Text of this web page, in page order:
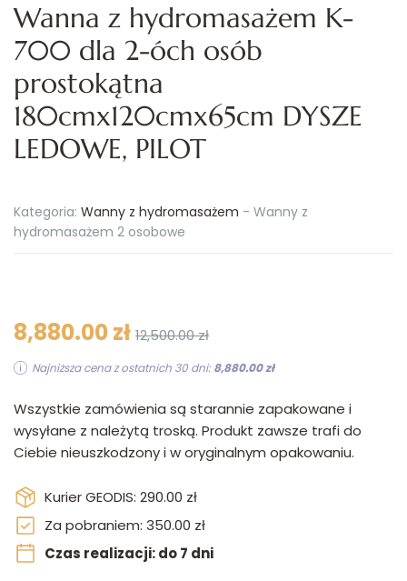
Wanna z hydromasażem K-
700 dla 2-óch osób
prostokątna
180cmx120cmx65cm DYSZE
LEDOWE, PILOT
Kategoria: Wanny z hydromasażem - Wanny z
hydromasażem 2 osobowe
8,880.00 zł 12,500.00 zł
Najniższa cena z ostatnich 30 dni:8,880.00 zł
Wszystkie zamówienia są starannie zapakowane i
wysyłane z należytą troską. Produkt zawsze trafi do
Ciebie nieuszkodzony i w oryginalnym opakowaniu.
Kurier GEODIS: 290.00 zł
Za pobraniem: 350.00 zł
Czas realizacji: do 7 dni